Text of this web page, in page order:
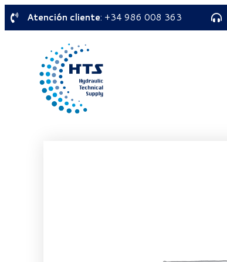
Atención cliente: +34 986 008 363